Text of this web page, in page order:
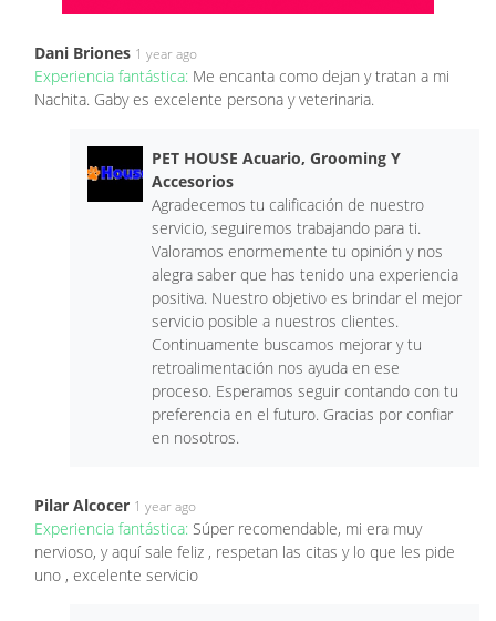
Dani Briones 1 year ago
Experiencia fantástica: Me encanta como dejan y tratan a mi
Nachita. Gaby es excelente persona y veterinaria.
PET HOUSE Acuario, Grooming Y
Accesorios
Agradecemos tu calificación de nuestro
servicio, seguiremos trabajando para ti.
Valoramos enormemente tu opinión y nos
alegra saber que has tenido una experiencia
positiva. Nuestro objetivo es brindar el mejor
servicio posible a nuestros clientes.
Continuamente buscamos mejorar y tu
retroalimentación nos ayuda en ese
proceso. Esperamos seguir contando con tu
preferencia en el futuro. Gracias por confiar
en nosotros.
Pilar Alcocer 1 year ago
Experiencia fantástica: Súper recomendable, mi era muy
nervioso, y aquí sale feliz , respetan las citas y lo que les pide
uno , excelente servicio